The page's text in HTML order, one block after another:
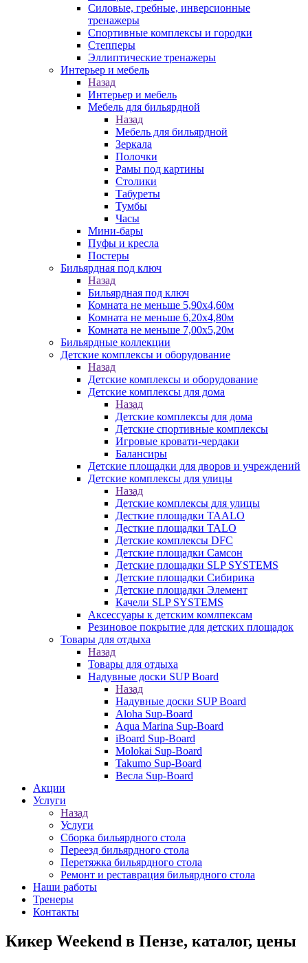
Силовые, гребные, инверсионные
тренажеры
Спортивные комплексы и городки
Степперы
Эллиптические тренажеры
Интерьер и мебель
Назад
Интерьер и мебель
Мебель для бильярдной
Назад
Мебель для бильярдной
Зеркала
Полочки
Рамы под картины
Столики
Табуреты
Тумбы
Часы
Мини-бары
Пуфы и кресла
Постеры
Бильярдная под ключ
Назад
Бильярдная под ключ
Комната не меньше 5,90х4,60м
Комната не меньше 6,20х4,80м
Комната не меньше 7,00х5,20м
Бильярдные коллекции
Детские комплексы и оборудование
Назад
Детские комплексы и оборудование
Детские комплексы для дома
Назад
Детские комплексы для дома
Детские спортивные комплексы
Игровые кровати-чердаки
Балансиры
Детские площадки для дворов и учреждений
Детские комплексы для улицы
Назад
Детские комплексы для улицы
Десткие площадки TAALO
Десткие площадки TALO
Детские комплексы DFC
Детские площадки Самсон
Детские площадки SLP SYSTEMS
Детские площадки Сибирика
Детские площадки Элемент
Качели SLP SYSTEMS
Аксессуары к детским комлпексам
Резиновое покрытие для детских площадок
Товары для отдыха
Назад
Товары для отдыха
Надувные доски SUP Board
Назад
Надувные доски SUP Board
Aloha Sup-Board
Aqua Marina Sup-Board
iBoard Sup-Board
Molokai Sup-Board
Takumo Sup-Board
Весла Sup-Board
Акции
Услуги
Назад
Услуги
Сборка бильярдного стола
Переезд бильярдного стола
Перетяжка бильярдного стола
Ремонт и реставрация бильярдного стола
Наши работы
Тренеры
Контакты
Кикер Weekend в Пензе, каталог, цены